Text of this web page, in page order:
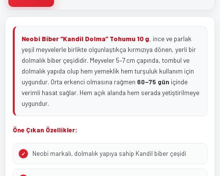
Neobi Biber “Kandil Dolma” Tohumu 10 g, ince ve parlak
yeşil meyvelerle birlikte olgunlaştıkça kırmızıya dönen, yerli bir
dolmalık biber çeşididir. Meyveler 5–7 cm çapında, tombul ve
dolmalık yapıda olup hem yemeklik hem turşuluk kullanım için
uygundur. Orta erkenci olmasına rağmen 60–75 gün içinde
verimli hasat sağlar. Hem açık alanda hem serada yetiştirilmeye
uygundur.
Öne Çıkan Özellikler:
Neobi markalı, dolmalık yapıya sahip Kandil biber çeşidi